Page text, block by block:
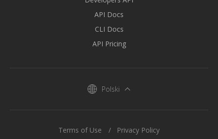
API Docs
CLI Docs
API Pricing
Polski
Terms of Use Privacy Policy